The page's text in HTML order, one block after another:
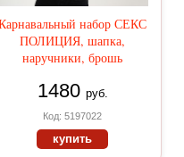
набор СЕКС
ПОЛИЦИЯ, шапка,
наручники, брошь
1480 руб.
Код: 5197022
купить